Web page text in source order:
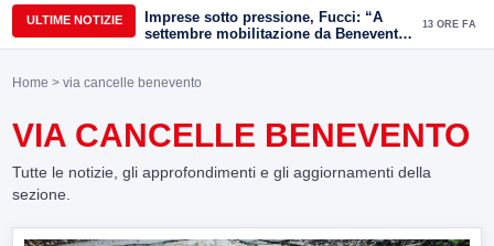
ULTIME NOTIZIE
Imprese sotto pressione, Fucci: “A
settembre mobilitazione da Benevento
e Avellino”
13 ORE FA
Home > via cancelle benevento
VIA CANCELLE BENEVENTO
Tutte le notizie, gli approfondimenti e gli aggiornamenti della
sezione.